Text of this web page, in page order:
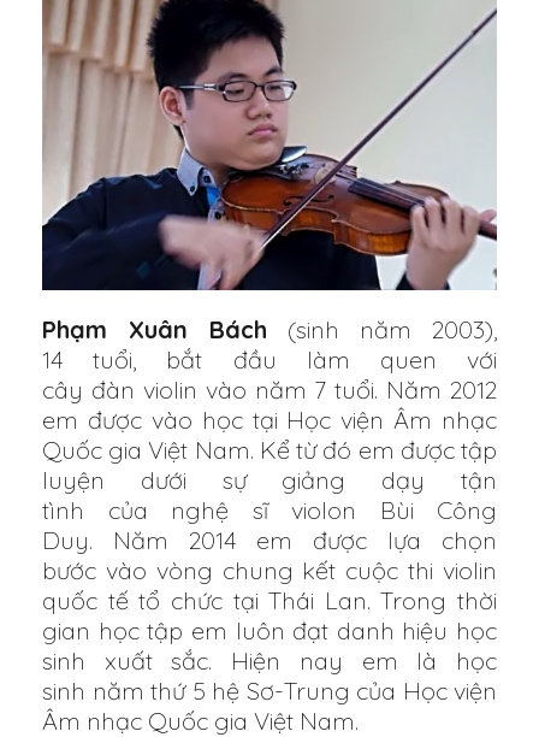
Phạm Xuân Bách (sinh năm 2003),
14 tuổi, bắt đầu làm quen với
cây đàn violin vào năm 7 tuổi. Năm 2012
em được vào học tại Học viện Âm nhạc
Quốc gia Việt Nam. Kể từ đó em được tập
luyện dưới sự giảng dạy tận
tình của nghệ sĩ violon Bùi Công
Duy. Năm 2014 em được lựa chọn
bước vào vòng chung kết cuộc thi violin
quốc tế tổ chức tại Thái Lan. Trong thời
gian học tập em luôn đạt danh hiệu học
sinh xuất sắc. Hiện nay em là học
sinh năm thứ 5 hệ Sơ-Trung của Học viện
Âm nhạc Quốc gia Việt Nam.